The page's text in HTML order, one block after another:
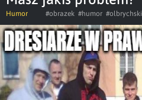
Humor #obrazek #humor #olbrychski